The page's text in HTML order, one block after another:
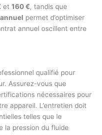
et 160 €, tandis que
permet d’optimiser
annuel oscillent entre
qualifié pour
Assurez-vous que
nécessaires pour
appareil. L’entretien doit
telles que le
la pression du fluide